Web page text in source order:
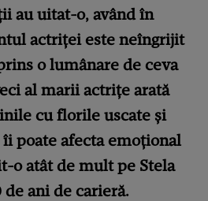
au uitat-o, având în
actriței este neîngrijit
o lumânare de ceva
al marii actrițe arată
cu florile uscate și
poate afecta emoțional
o atât de mult pe Stela
ani de carieră.